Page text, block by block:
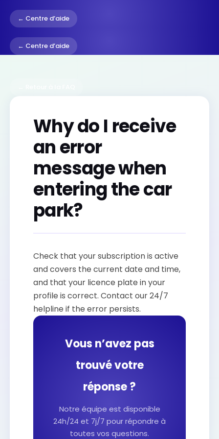
← Centre d’aide
← Centre d’aide
Why do I receive
an error
message when
entering the car
park?
Check that your subscription is active
and covers the current date and time,
and that your licence plate in your
profile is correct. Contact our 24/7
helpline if the error persists.
Vous n’avez pas
trouvé votre
réponse ?
Notre équipe est disponible
24h/24 et 7j/7 pour répondre à
toutes vos questions.